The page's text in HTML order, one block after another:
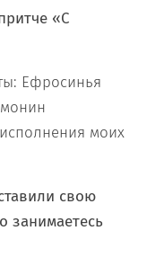
«С
Ефросинья
моих
свою
занимаетесь